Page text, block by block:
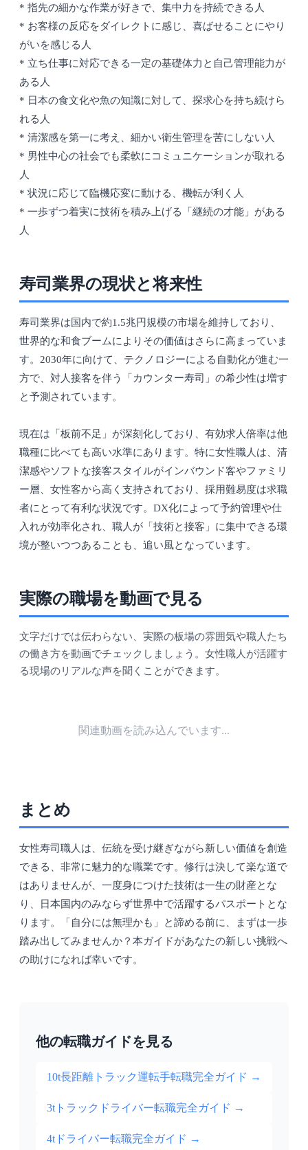
* 指先の細かな作業が好きで、集中力を持続できる人
* お客様の反応をダイレクトに感じ、喜ばせることにやり
がいを感じる人
* 立ち仕事に対応できる一定の基礎体力と自己管理能力が
ある人
* 日本の食文化や魚の知識に対して、探求心を持ち続けら
れる人
* 清潔感を第一に考え、細かい衛生管理を苦にしない人
* 男性中心の社会でも柔軟にコミュニケーションが取れる
人
* 状況に応じて臨機応変に動ける、機転が利く人
* 一歩ずつ着実に技術を積み上げる「継続の才能」がある
人
寿司業界の現状と将来性
寿司業界は国内で約1.5兆円規模の市場を維持しており、
世界的な和食ブームによりその価値はさらに高まっていま
す。2030年に向けて、テクノロジーによる自動化が進む一
方で、対人接客を伴う「カウンター寿司」の希少性は増す
と予測されています。
現在は「板前不足」が深刻化しており、有効求人倍率は他
職種に比べても高い水準にあります。特に女性職人は、清
潔感やソフトな接客スタイルがインバウンド客やファミリ
ー層、女性客から高く支持されており、採用難易度は求職
者にとって有利な状況です。DX化によって予約管理や仕
入れが効率化され、職人が「技術と接客」に集中できる環
境が整いつつあることも、追い風となっています。
実際の職場を動画で見る
文字だけでは伝わらない、実際の板場の雰囲気や職人たち
の働き方を動画でチェックしましょう。女性職人が活躍す
る現場のリアルな声を聞くことができます。
関連動画を読み込んでいます...
まとめ
女性寿司職人は、伝統を受け継ぎながら新しい価値を創造
できる、非常に魅力的な職業です。修行は決して楽な道で
はありませんが、一度身につけた技術は一生の財産とな
り、日本国内のみならず世界中で活躍するパスポートとな
ります。「自分には無理かも」と諦める前に、まずは一歩
踏み出してみませんか？本ガイドがあなたの新しい挑戦へ
の助けになれば幸いです。
他の転職ガイドを見る
10t長距離トラック運転手転職完全ガイド →
3tトラックドライバー転職完全ガイド →
4tドライバー転職完全ガイド →